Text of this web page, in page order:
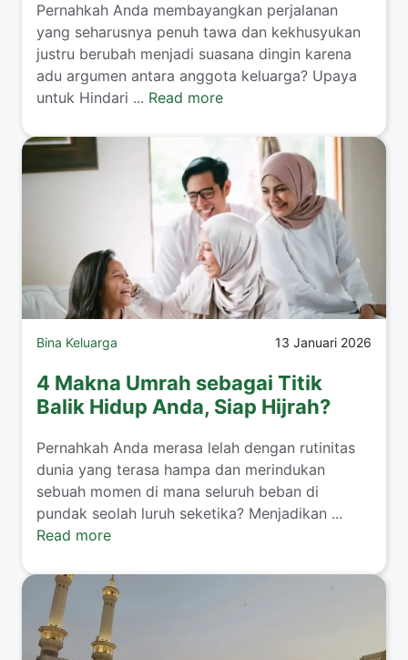
​Pernahkah Anda membayangkan perjalanan
yang seharusnya penuh tawa dan kekhusyukan
justru berubah menjadi suasana dingin karena
adu argumen antara anggota keluarga? Upaya
untuk Hindari ... Read more
Bina Keluarga 13 Januari 2026
4 Makna Umrah sebagai Titik
Balik Hidup Anda, Siap Hijrah?
​Pernahkah Anda merasa lelah dengan rutinitas
dunia yang terasa hampa dan merindukan
sebuah momen di mana seluruh beban di
pundak seolah luruh seketika? Menjadikan ...
Read more